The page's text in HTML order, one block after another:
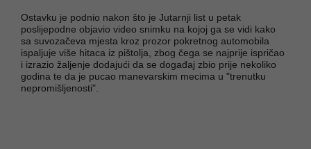
Ostavku je podnio nakon što je Jutarnji list u petak
poslijepodne objavio video snimku na kojoj ga se vidi kako
sa suvozačeva mjesta kroz prozor pokretnog automobila
ispaljuje više hitaca iz pištolja, zbog čega se najprije ispričao
i izrazio žaljenje dodajući da se događaj zbio prije nekoliko
godina te da je pucao manevarskim mecima u "trenutku
nepromišljenosti".